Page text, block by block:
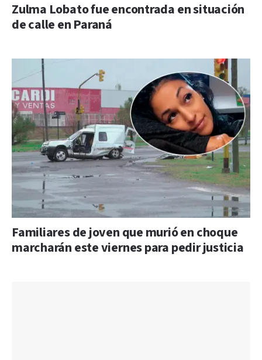
Zulma Lobato fue encontrada en situación
de calle en Paraná
Familiares de joven que murió en choque
marcharán este viernes para pedir justicia